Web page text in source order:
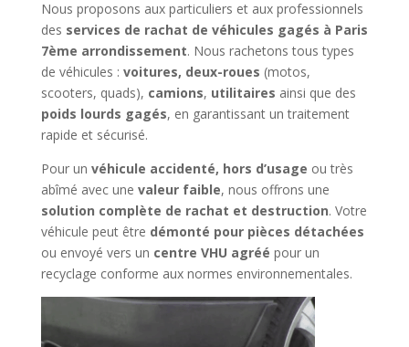
Nous proposons aux particuliers et aux professionnels
des services de rachat de véhicules gagés à Paris
7ème arrondissement. Nous rachetons tous types
de véhicules : voitures, deux-roues (motos,
scooters, quads), camions, utilitaires ainsi que des
poids lourds gagés, en garantissant un traitement
rapide et sécurisé.
Pour un véhicule accidenté, hors d’usage ou très
abîmé avec une valeur faible, nous offrons une
solution complète de rachat et destruction. Votre
véhicule peut être démonté pour pièces détachées
ou envoyé vers un centre VHU agréé pour un
recyclage conforme aux normes environnementales.